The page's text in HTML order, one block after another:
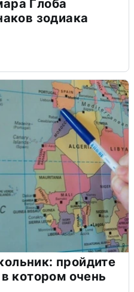
Глоба
зодиака
пройдите
котором очень